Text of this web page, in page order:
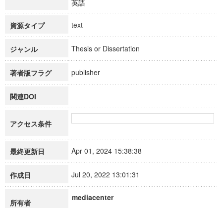
英語
資源タイプ text
ジャンル Thesis or Dissertation
著者版フラグ publisher
関連DOI
アクセス条件
最終更新日 Apr 01, 2024 15:38:38
作成日 Jul 20, 2022 13:01:31
所有者
mediacenter